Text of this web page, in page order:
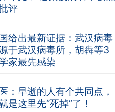
评
给出最新证据：武汉病毒
于武汉病毒所，胡犇等3
家最先感染
：早逝的人有个共同点，
是这里先“死掉”了！